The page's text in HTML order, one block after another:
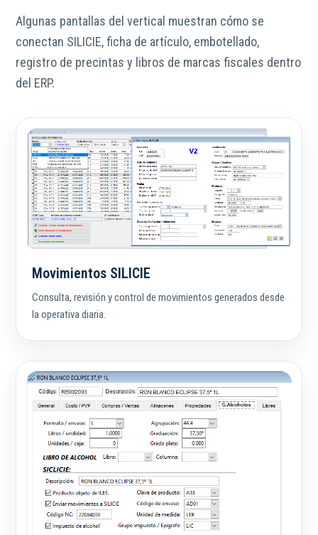
Algunas pantallas del vertical muestran cómo se
conectan SILICIE, ficha de artículo, embotellado,
registro de precintas y libros de marcas fiscales dentro
del ERP.
Movimientos SILICIE
Consulta, revisión y control de movimientos generados desde
la operativa diaria.